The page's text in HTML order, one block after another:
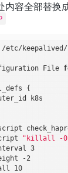
内容全部替换
/etc/
File
{
k8s
"killall -0
3
-2
10